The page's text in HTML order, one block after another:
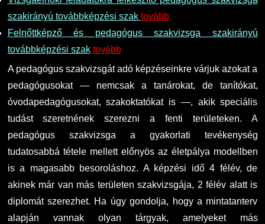
szakirányú továbbképzési szak tovább
Felnőttképző és pedagógus szakvizsga szakirányú
továbbképzési szak tovább
A pedagógus szakvizsgát adó képzéseinkre várjuk azokat a
pedagógusokat — nemcsak a tanárokat, de tanítókat,
óvodapedagógusokat, szakoktatókat is —, akik speciális
tudást szeretnének szerezni a fenti területeken. A
pedagógus szakvizsga a gyakorlati tevékenység
tudatosabbá tétele mellett előnyös az életpálya modellben
is a magasabb besoroláshoz. A képzési idő 4 félév, de
akinek már van más területen szakvizsgája, 2 félév alatt is
diplomát szerezhet. Ha úgy gondolja, hogy a mintatanterv
alapján vannak olyan tárgyak, amelyeket más